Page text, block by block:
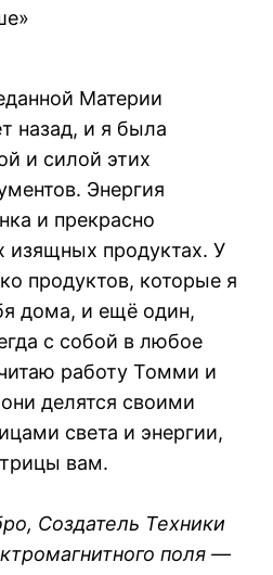
Материи
назад, и я была
и силой этих
Энергия
и прекрасно
изящных продуктах. У
продуктов, которые я
дома, и ещё один,
с собой в любое
работу Томми и
делятся своими
света и энергии,
вам.
Создатель Техники
поля —